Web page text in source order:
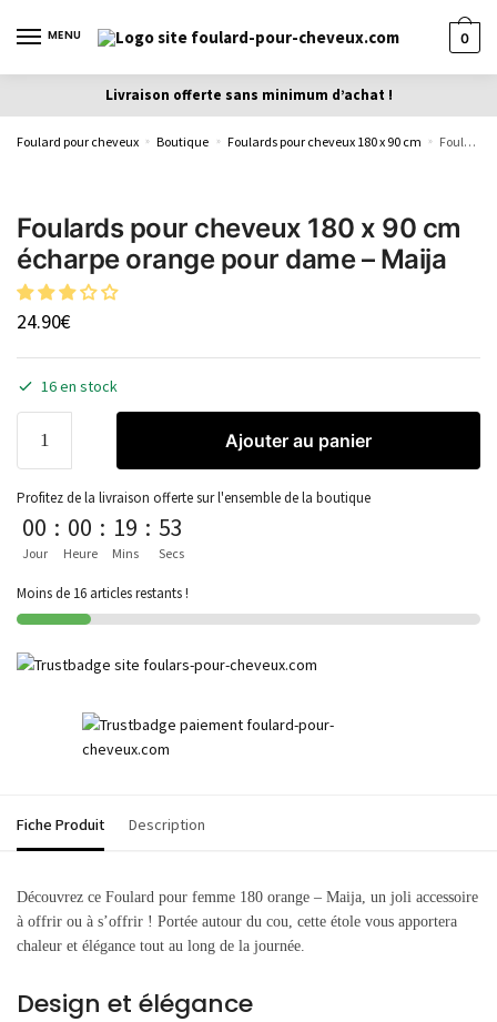
MENU 0
Livraison offerte sans minimum d’achat !
Foulard pour cheveux » Boutique » Foulards pour cheveux 180 x 90 cm » Foulards pour cheveux 180 x 90 cm écharpe orange pour dame – Maija
Foulards pour cheveux 180 x 90 cm
écharpe orange pour dame – Maija
24.90€
16 en stock
Ajouter au panier
Profitez de la livraison offerte sur l'ensemble de la boutique
00
Jour
: 00
Heure
: 19
Mins
: 53
Secs
Moins de 16 articles restants !
Fiche Produit Description
Découvrez ce Foulard pour femme 180 orange – Maija, un joli accessoire
à offrir ou à s’offrir ! Portée autour du cou, cette étole vous apportera
chaleur et élégance tout au long de la journée.
Design et élégance